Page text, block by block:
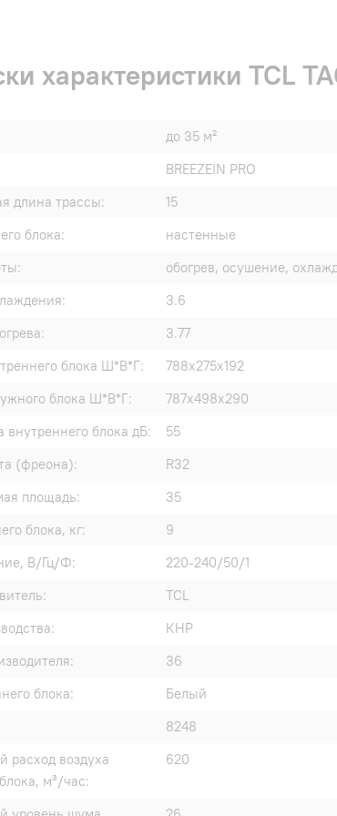
характеристики TCL
до 35 м²
BREEZEIN PRO
длина трассы:
15
блока:
настенные
обогрев, осушение,
3.6
3.77
блока Ш*В*Г:
788х275х192
блока Ш*В*Г:
787х498х290
внутреннего блока дБ:
55
(фреона):
R32
площадь:
35
блока, кг:
9
В/Гц/Ф:
220-240/50/1
TCL
КНР
36
блока:
Белый
8248
воздуха
м³/час:
620